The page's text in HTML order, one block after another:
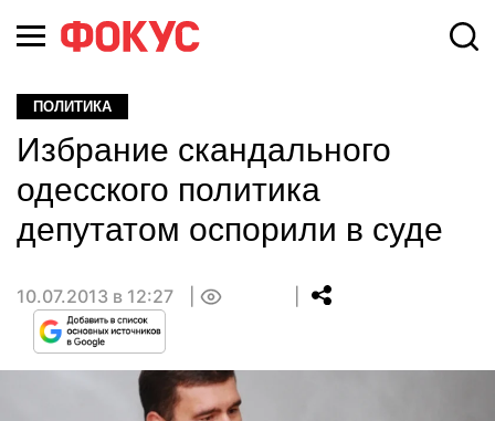
ПОЛИТИКА
Избрание скандального
одесского политика
депутатом оспорили в суде
10.07.2013 в 12:27